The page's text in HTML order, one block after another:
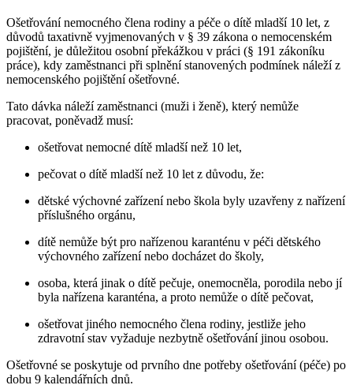
Ošetřování nemocného člena rodiny a péče o dítě mladší 10 let, z
důvodů taxativně vyjmenovaných v § 39 zákona o nemocenském
pojištění, je důležitou osobní překážkou v práci (§ 191 zákoníku
práce), kdy zaměstnanci při splnění stanovených podmínek náleží z
nemocenského pojištění ošetřovné.
Tato dávka náleží zaměstnanci (muži i ženě), který nemůže
pracovat, poněvadž musí:
ošetřovat nemocné dítě mladší než 10 let,
pečovat o dítě mladší než 10 let z důvodu, že:
dětské výchovné zařízení nebo škola byly uzavřeny z nařízení
příslušného orgánu,
dítě nemůže být pro nařízenou karanténu v péči dětského
výchovného zařízení nebo docházet do školy,
osoba, která jinak o dítě pečuje, onemocněla, porodila nebo jí
byla nařízena karanténa, a proto nemůže o dítě pečovat,
ošetřovat jiného nemocného člena rodiny, jestliže jeho
zdravotní stav vyžaduje nezbytně ošetřování jinou osobou.
Ošetřovné se poskytuje od prvního dne potřeby ošetřování (péče) po
dobu 9 kalendářních dnů.